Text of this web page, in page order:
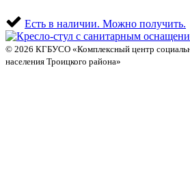
Есть в наличии. Можно получить.
© 2026 КГБУСО «Комплексный центр
населения Троицкого района»